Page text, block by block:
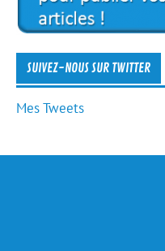
SUIVEZ-NOUS SUR TWITTER
Mes Tweets